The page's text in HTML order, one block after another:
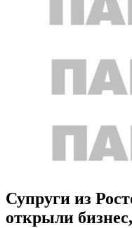
Супруги из
открыли